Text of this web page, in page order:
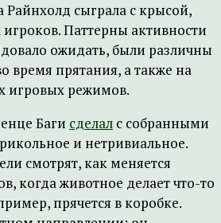
Райнхолд сыграла с крысой,
Паттерны активности
ожидать, были различны
время прятания, а также на
игровых режимов.
Баги сделал с собранными
и нетривиальное.
смотрят, как меняется
когда животное делает что-то
прячется в коробке.